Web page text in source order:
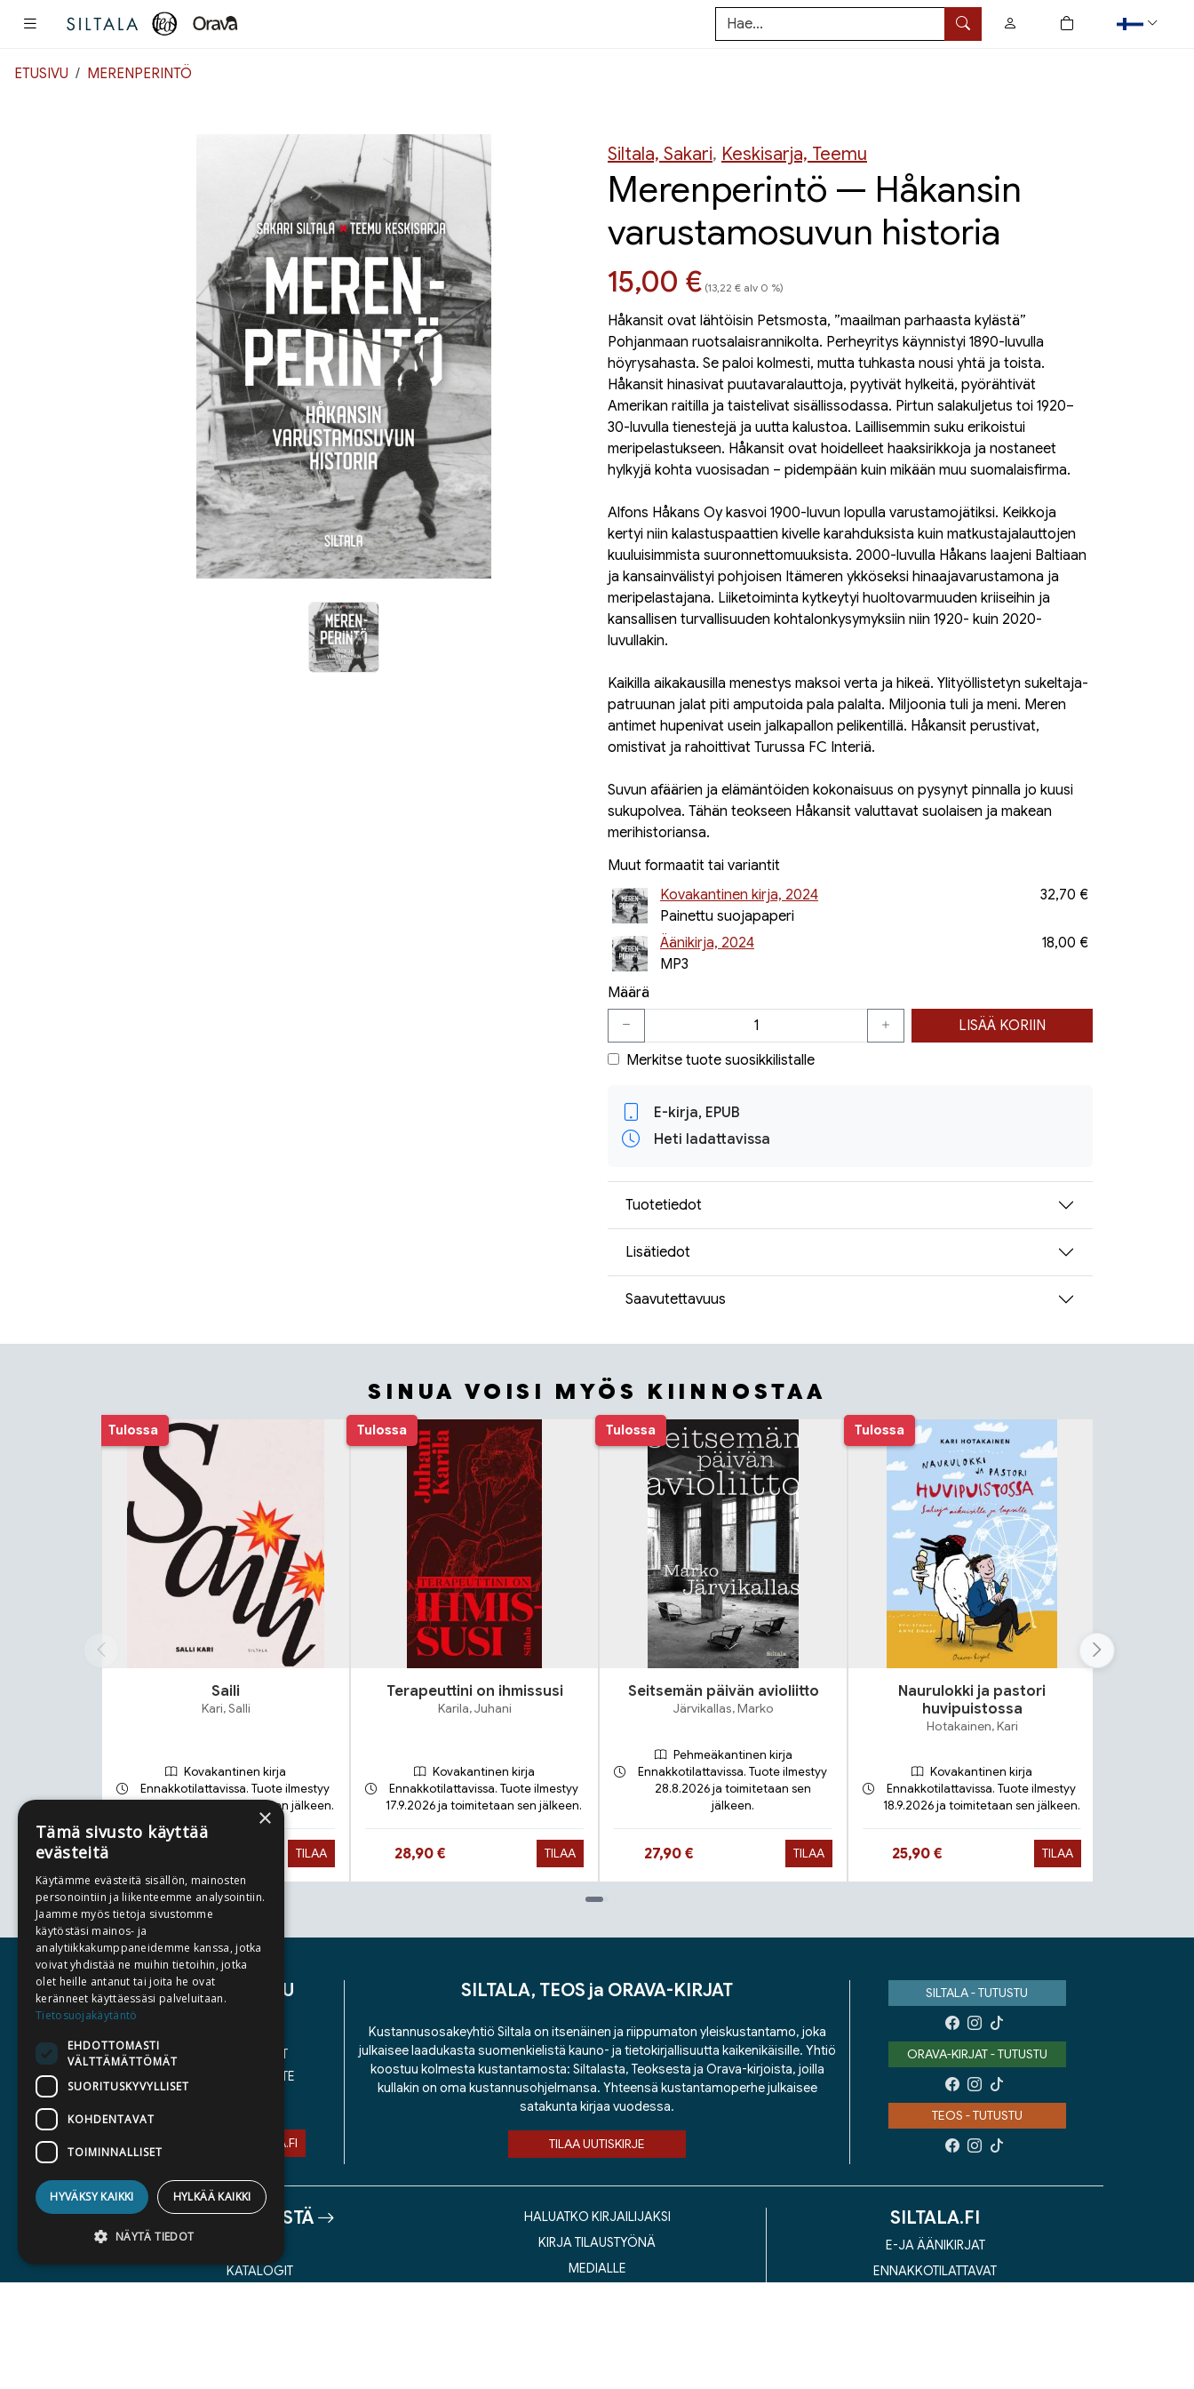
Hae
0
tuotetta ostoskorissa
ETUSIVU MERENPERINTÖ
Siltala, Sakari, Keskisarja, Teemu
Merenperintö — Håkansin
varustamosuvun historia
Hinta nyt
15,00 € (13,22 € alv 0 %)
Håkansit ovat lähtöisin Petsmosta, ”maailman parhaasta kylästä”
Pohjanmaan ruotsalaisrannikolta. Perheyritys käynnistyi 1890-luvulla
höyrysahasta. Se paloi kolmesti, mutta tuhkasta nousi yhtä ja toista.
Håkansit hinasivat puutavaralauttoja, pyytivät hylkeitä, pyörähtivät
Amerikan raitilla ja taistelivat sisällissodassa. Pirtun salakuljetus toi 1920–
30-luvulla tienestejä ja uutta kalustoa. Laillisemmin suku erikoistui
meripelastukseen. Håkansit ovat hoidelleet haaksirikkoja ja nostaneet
hylkyjä kohta vuosisadan – pidempään kuin mikään muu suomalaisfirma.
Alfons Håkans Oy kasvoi 1900-luvun lopulla varustamojätiksi. Keikkoja
kertyi niin kalastuspaattien kivelle karahduksista kuin matkustajalauttojen
kuuluisimmista suuronnettomuuksista. 2000-luvulla Håkans laajeni Baltiaan
ja kansainvälistyi pohjoisen Itämeren ykköseksi hinaajavarustamona ja
meripelastajana. Liiketoiminta kytkeytyi huoltovarmuuden kriiseihin ja
kansallisen turvallisuuden kohtalonkysymyksiin niin 1920- kuin 2020-
luvullakin.
Kaikilla aikakausilla menestys maksoi verta ja hikeä. Ylityöllistetyn sukeltaja-
patruunan jalat piti amputoida pala palalta. Miljoonia tuli ja meni. Meren
antimet hupenivat usein jalkapallon pelikentillä. Håkansit perustivat,
omistivat ja rahoittivat Turussa FC Interiä.
Suvun afäärien ja elämäntöiden kokonaisuus on pysynyt pinnalla jo kuusi
sukupolvea. Tähän teokseen Håkansit valuttavat suolaisen ja makean
merihistoriansa.
Muut formaatit tai variantit
Kovakantinen kirja, 2024
Painettu suojapaperi
32,70 €
Äänikirja, 2024
MP3
18,00 €
Määrä
LISÄÄ KORIIN
Merkitse tuote suosikkilistalle
E-kirja, EPUB
Heti ladattavissa
Tuotetiedot
Lisätiedot
Saavutettavuus
SINUA VOISI MYÖS KIINNOSTAA
Tuoteluettelon alku
Tulossa
Saili
Kari, Salli
Kovakantinen kirja
Ennakkotilattavissa. Tuote ilmestyy
21.9.2026 ja toimitetaan sen jälkeen.
TILAA
Tulossa
Terapeuttini on ihmissusi
Karila, Juhani
Kovakantinen kirja
Ennakkotilattavissa. Tuote ilmestyy
17.9.2026 ja toimitetaan sen jälkeen.
Hinta nyt
28,90 € TILAA
Tulossa
Seitsemän päivän avioliitto
Järvikallas, Marko
Pehmeäkantinen kirja
Ennakkotilattavissa. Tuote ilmestyy
28.8.2026 ja toimitetaan sen
jälkeen.
Hinta nyt
27,90 € TILAA
Tulossa
Naurulokki ja pastori
huvipuistossa
Hotakainen, Kari
Kovakantinen kirja
Ennakkotilattavissa. Tuote ilmestyy
18.9.2026 ja toimitetaan sen jälkeen.
Hinta nyt
25,90 € TILAA
Tuoteluettelon loppu
ASIAKASPALVELU
YLEISET TOIMITUSEHDOT
SAAVUTETTAVUUSSELOSTE
ASIAKASPALVELU@STORIA.FI
SILTALA, TEOS ja ORAVA-KIRJAT
Kustannusosakeyhtiö Siltala on itsenäinen ja riippumaton yleiskustantamo, joka
julkaisee laadukasta suomenkielistä kauno- ja tietokirjallisuutta kaikenikäisille. Yhtiö
koostuu kolmesta kustantamosta: Siltalasta, Teoksesta ja Orava-kirjoista, joilla
kullakin on oma kustannusohjelmansa. Yhteensä kustantamoperhe julkaisee
satakunta kirjaa vuodessa.
TILAA UUTISKIRJE
SILTALA - TUTUSTU
ORAVA-KIRJAT - TUTUSTU
TEOS - TUTUSTU
TIETOA MEISTÄ
KATALOGIT
HALUATKO KIRJAILIJAKSI
KIRJA TILAUSTYÖNÄ
MEDIALLE
SILTALA.FI
E-JA ÄÄNIKIRJAT
ENNAKKOTILATTAVAT
×
Tämä sivusto käyttää
evästeitä
Käytämme evästeitä sisällön, mainosten
personointiin ja liikenteemme analysointiin.
Jaamme myös tietoja sivustomme
käytöstäsi mainos- ja
analytiikkakumppaneidemme kanssa, jotka
voivat yhdistää ne muihin tietoihin, jotka
olet heille antanut tai joita he ovat
keränneet käyttäessäsi palveluitaan.
Tietosuojakäytäntö
EHDOTTOMASTI
VÄLTTÄMÄTTÖMÄT
SUORITUSKYVYLLISET
KOHDENTAVAT
TOIMINNALLISET
HYVÄKSY KAIKKI HYLKÄÄ KAIKKI
NÄYTÄ TIEDOT